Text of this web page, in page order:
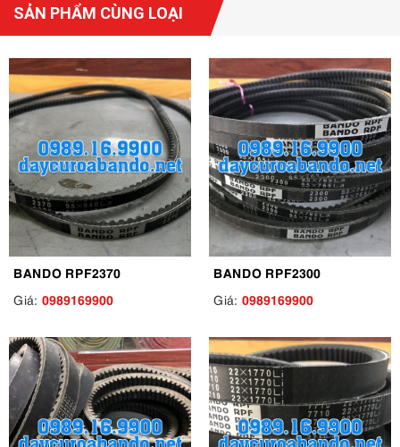
SẢN PHẨM CÙNG LOẠI
BANDO RPF2370
Giá: 0989169900
BANDO RPF2300
Giá: 0989169900